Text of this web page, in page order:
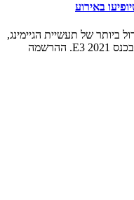
ביותר של תעשיית הגיימינג,
פורסמו רשימות המשחקים שיופיעו בכנס E3 2021. ההרשמה